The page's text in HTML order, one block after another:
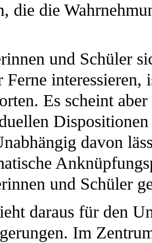
die die
und Schüler
Ferne interessieren,
Es scheint
Dispositionen
davon
und Schüler
daraus für den
Im